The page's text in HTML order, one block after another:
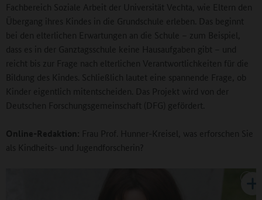
Fachbereich Soziale Arbeit der Universität Vechta, wie Eltern den
Übergang ihres Kindes in die Grundschule erleben. Das beginnt
bei den elterlichen Erwartungen an die Schule – zum Beispiel,
dass es in der Ganztagsschule keine Hausaufgaben gibt – und
reicht bis zur Frage nach elterlichen Verantwortlichkeiten für die
Bildung des Kindes. Schließlich lautet eine spannende Frage, ob
Kinder eigentlich mitentscheiden. Das Projekt wird von der
Deutschen Forschungsgemeinschaft (DFG) gefördert.
Online-Redaktion: Frau Prof. Hunner-Kreisel, was erforschen Sie
als Kindheits- und Jugendforscherin?